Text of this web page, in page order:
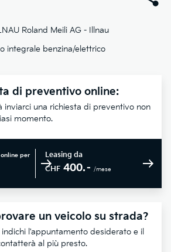
Roland Meili AG - Illnau
integrale benzina/elettrico
di preventivo online:
inviarci una richiesta di preventivo non
momento.
per
Leasing da
CHF 400.– /mese
un veicolo su strada?
l'appuntamento desiderato e il
al più presto.